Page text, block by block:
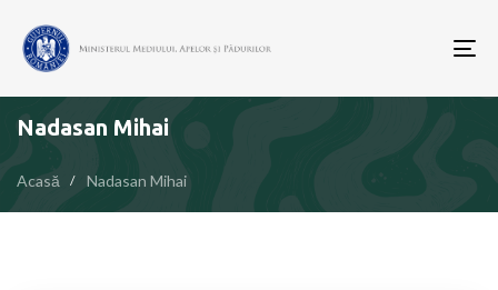
Nadasan Mihai
Acasă Nadasan Mihai